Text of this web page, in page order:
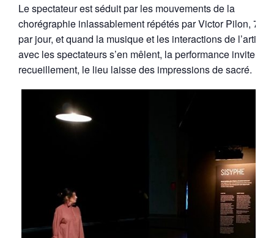
Le spectateur est séduit par les mouvements de la
chorégraphie inlassablement répétés par Victor Pilon, 7
par jour, et quand la musique et les interactions de l’artiste
avec les spectateurs s’en mêlent, la performance invite au
recueillement, le lieu laisse des impressions de sacré.